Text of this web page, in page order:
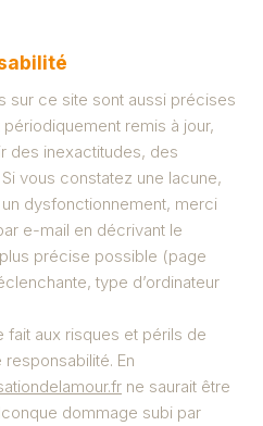
sur ce site sont aussi précises
remis à jour,
des inexactitudes, des
vous constatez une lacune,
dysfonctionnement, merci
e-mail en décrivant le
précise possible (page
type d’ordinateur
aux risques et périls de
responsabilité. En
ne saurait être
dommage subi par